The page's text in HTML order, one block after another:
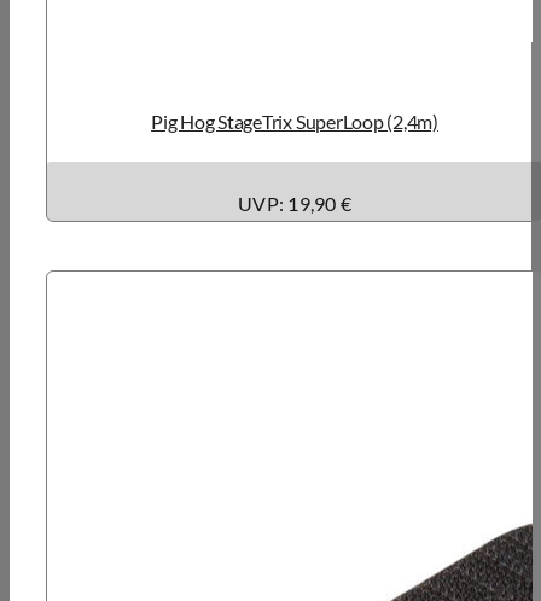
Pig Hog StageTrix SuperLoop (2,4m)
UVP: 19,90 €